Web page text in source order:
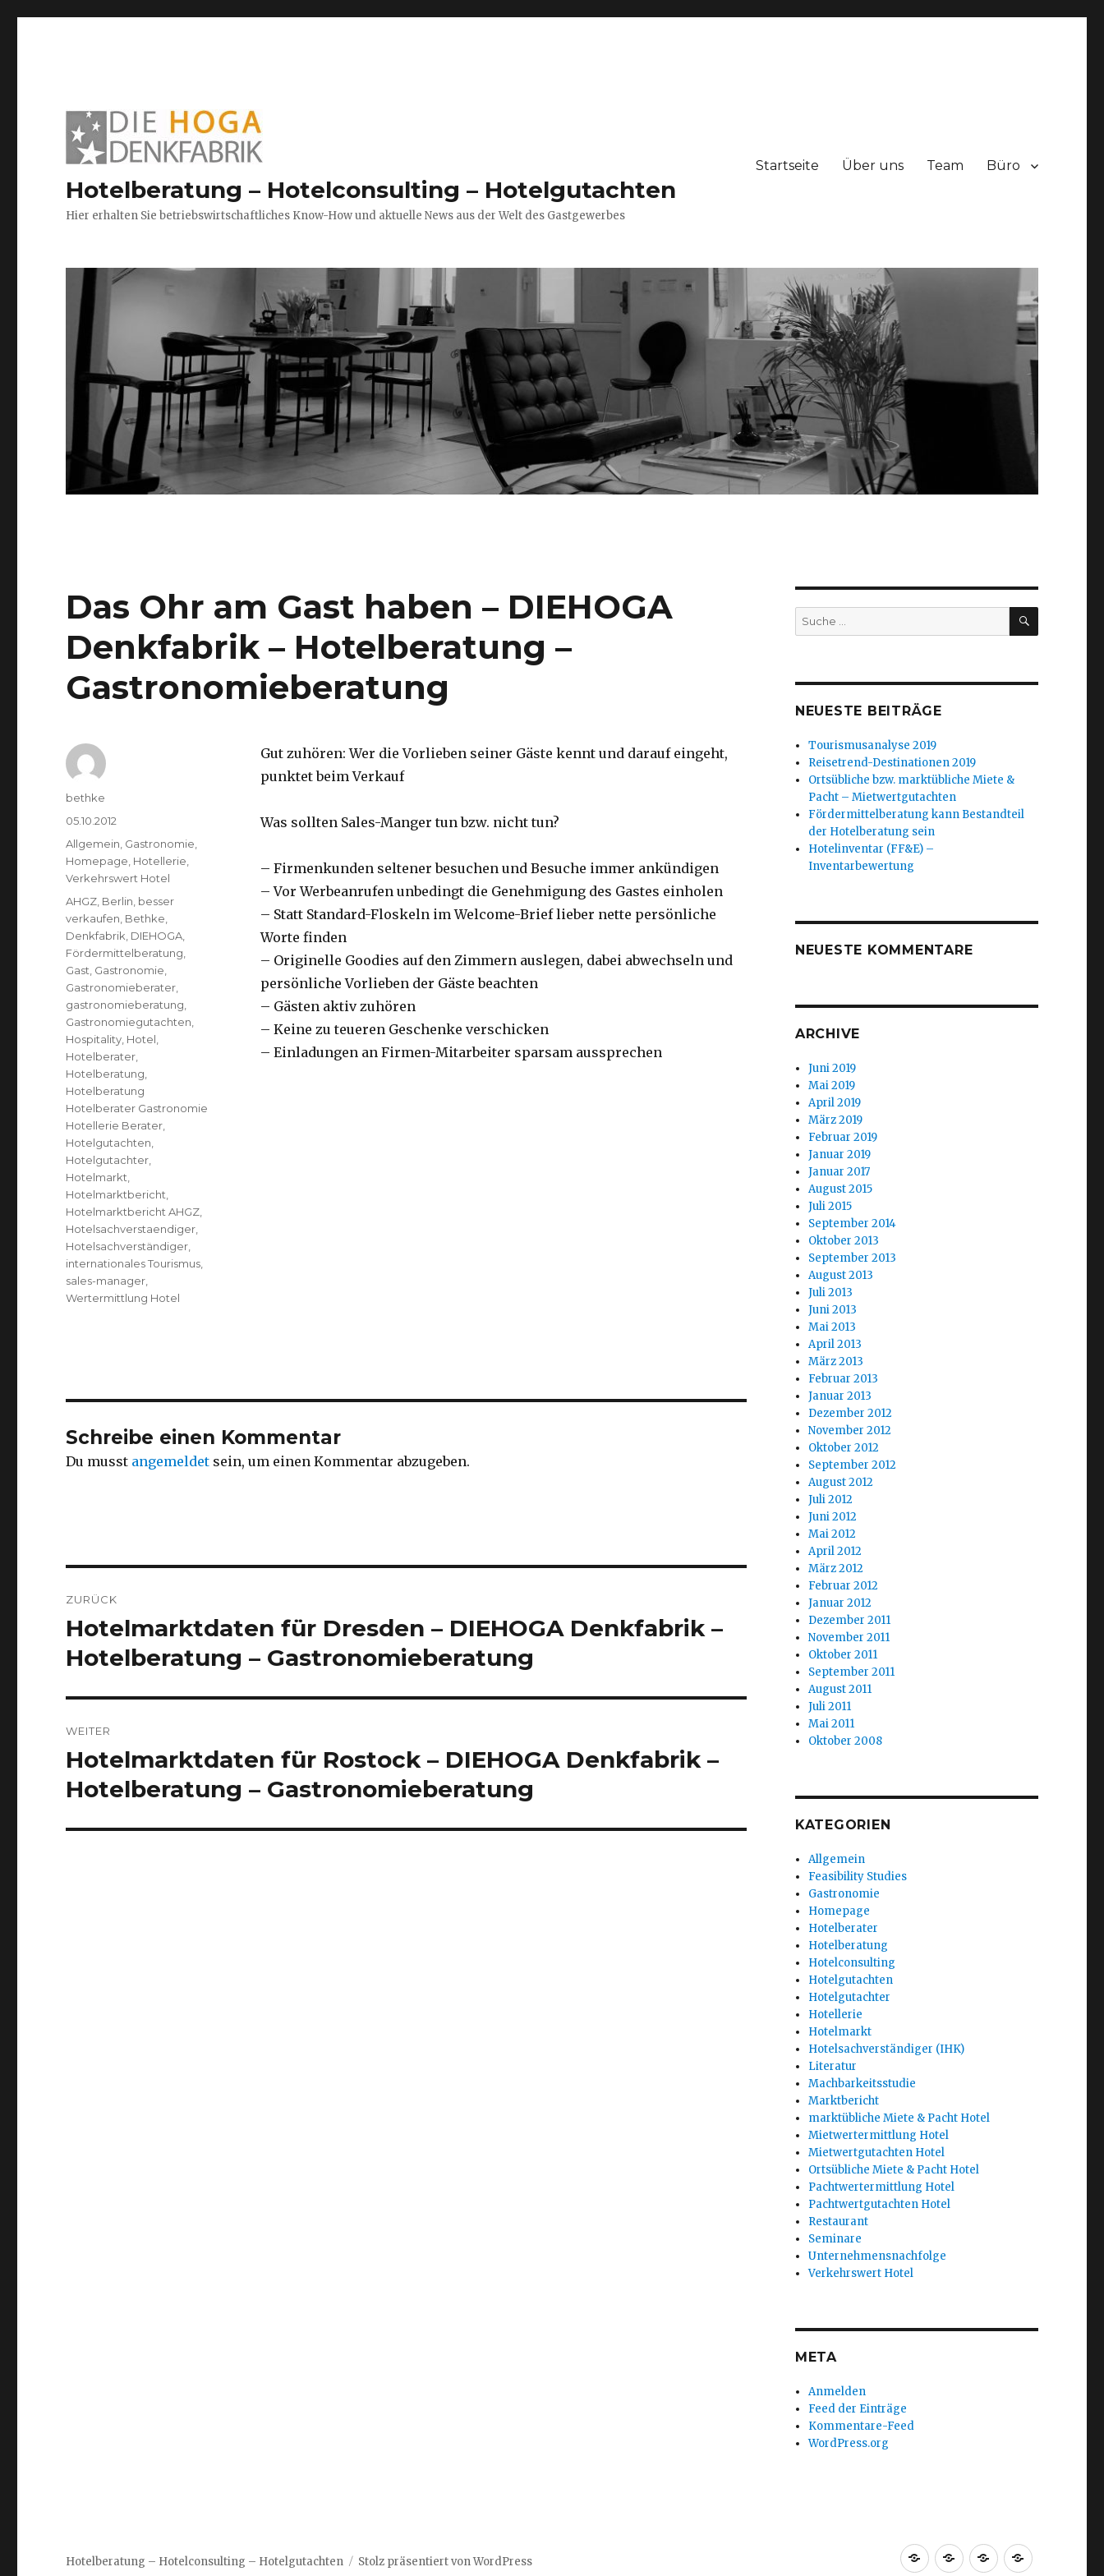
Hotelberatung – Hotelconsulting – Hotelgutachten
Hier erhalten Sie betriebswirtschaftliches Know-How und aktuelle News aus der Welt des Gastgewerbes
Startseite Über uns Team Büro
Das Ohr am Gast haben – DIEHOGA
Denkfabrik – Hotelberatung –
Gastronomieberatung
Gut zuhören: Wer die Vorlieben seiner Gäste kennt und darauf eingeht,
punktet beim Verkauf
Was sollten Sales-Manger tun bzw. nicht tun?
– Firmenkunden seltener besuchen und Besuche immer ankündigen
– Vor Werbeanrufen unbedingt die Genehmigung des Gastes einholen
– Statt Standard-Floskeln im Welcome-Brief lieber nette persönliche
Worte finden
– Originelle Goodies auf den Zimmern auslegen, dabei abwechseln und
persönliche Vorlieben der Gäste beachten
– Gästen aktiv zuhören
– Keine zu teueren Geschenke verschicken
– Einladungen an Firmen-Mitarbeiter sparsam aussprechen
Autor
bethke
Veröffentlicht
am
05.10.2012
Kategorien
Allgemein Gastronomie
Homepage Hotellerie
Verkehrswert Hotel
Schlagwörter
AHGZ Berlin besser
verkaufen Bethke
Denkfabrik DIEHOGA
Fördermittelberatung
Gast Gastronomie
Gastronomieberater
gastronomieberatung
Gastronomiegutachten
Hospitality Hotel
Hotelberater
Hotelberatung
Hotelberatung
Hotelberater Gastronomie
Hotellerie Berater
Hotelgutachten
Hotelgutachter
Hotelmarkt
Hotelmarktbericht
Hotelmarktbericht AHGZ
Hotelsachverstaendiger
Hotelsachverständiger
internationales Tourismus
sales-manager
Wertermittlung Hotel
Schreibe einen Kommentar
Du musst angemeldet sein, um einen Kommentar abzugeben.
Navigation
ZURÜCK
Vorheriger
Beitrag:
Hotelmarktdaten für Dresden – DIEHOGA Denkfabrik –
Hotelberatung – Gastronomieberatung
WEITER
Nächster
Beitrag:
Hotelmarktdaten für Rostock – DIEHOGA Denkfabrik –
Hotelberatung – Gastronomieberatung
Suche
nach:
SUCHEN
NEUESTE BEITRÄGE
Tourismusanalyse 2019
Reisetrend-Destinationen 2019
Ortsübliche bzw. marktübliche Miete &
Pacht – Mietwertgutachten
Fördermittelberatung kann Bestandteil
der Hotelberatung sein
Hotelinventar (FF&E) –
Inventarbewertung
NEUESTE KOMMENTARE
ARCHIVE
Juni 2019
Mai 2019
April 2019
März 2019
Februar 2019
Januar 2019
Januar 2017
August 2015
Juli 2015
September 2014
Oktober 2013
September 2013
August 2013
Juli 2013
Juni 2013
Mai 2013
April 2013
März 2013
Februar 2013
Januar 2013
Dezember 2012
November 2012
Oktober 2012
September 2012
August 2012
Juli 2012
Juni 2012
Mai 2012
April 2012
März 2012
Februar 2012
Januar 2012
Dezember 2011
November 2011
Oktober 2011
September 2011
August 2011
Juli 2011
Mai 2011
Oktober 2008
KATEGORIEN
Allgemein
Feasibility Studies
Gastronomie
Homepage
Hotelberater
Hotelberatung
Hotelconsulting
Hotelgutachten
Hotelgutachter
Hotellerie
Hotelmarkt
Hotelsachverständiger (IHK)
Literatur
Machbarkeitsstudie
Marktbericht
marktübliche Miete & Pacht Hotel
Mietwertermittlung Hotel
Mietwertgutachten Hotel
Ortsübliche Miete & Pacht Hotel
Pachtwertermittlung Hotel
Pachtwertgutachten Hotel
Restaurant
Seminare
Unternehmensnachfolge
Verkehrswert Hotel
META
Anmelden
Feed der Einträge
Kommentare-Feed
WordPress.org
Startseite
Über TeamBüro
Hotelberatung – Hotelconsulting – Hotelgutachten Stolz präsentiert von WordPress